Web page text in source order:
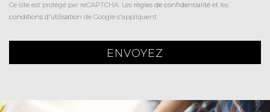
Ce site est protégé par reCAPTCHA. Les règles de confidentialité et les
conditions d'utilisation de Google s'appliquent.
ENVOYEZ